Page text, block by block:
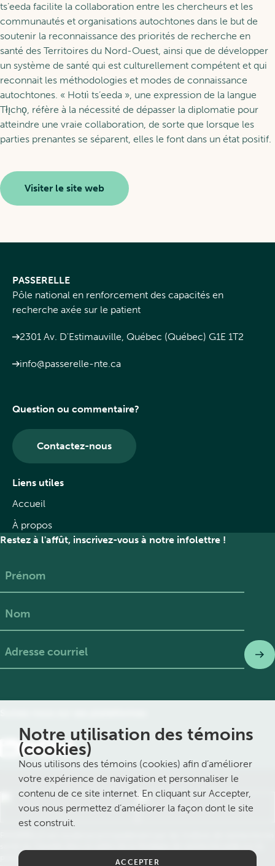
ts’eeda facilite la collaboration entre les chercheurs et les
communautés et organisations autochtones dans le but de
soutenir la reconnaissance des priorités de recherche en
santé des Territoires du Nord-Ouest, ainsi que de développer
un système de santé qui est culturellement compétent et qui
reconnait les méthodologies et modes de connaissance
autochtones. « Hotıì ts’eeda », une expression de la langue
Tłı̨chǫ, réfère à la nécessité de dépasser la diplomatie pour
atteindre une vraie collaboration, de sorte que lorsque les
parties prenantes se séparent, elles le font dans un état positif.
Visiter le site web
PASSERELLE
Pôle national en renforcement des capacités en
recherche axée sur le patient
2301 Av. D'Estimauville, Québec (Québec) G1E 1T2
info@passerelle-nte.ca
Question ou commentaire?
Contactez-nous
Liens utiles
Accueil
À propos
Restez à l'affût, inscrivez-vous à notre infolettre !
patient du Canada. Le bureau central de PASSERELLE est affilié à
Notre utilisation des témoins
(cookies)
Nous utilisons des témoins (cookies) afin d’améliorer
votre expérience de navigation et personnaliser le
contenu de ce site internet. En cliquant sur Accepter,
vous nous permettez d’améliorer la façon dont le site
est construit.
ACCEPTER